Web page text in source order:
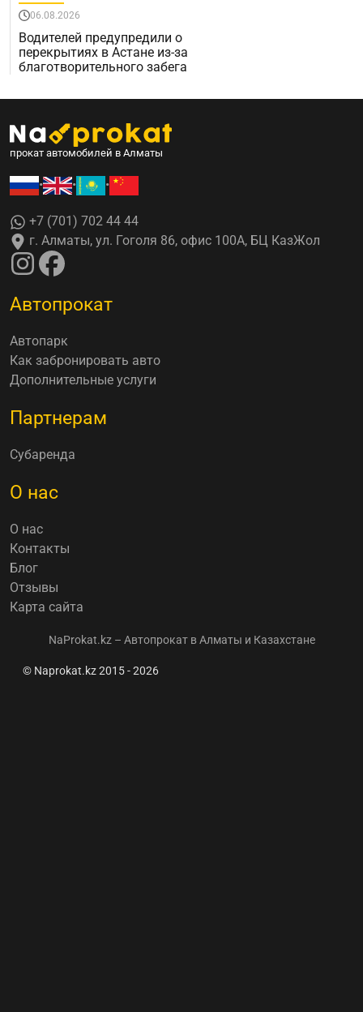
06.08.2026
Водителей предупредили о
перекрытиях в Астане из-за
благотворительного забега
прокат автомобилей в Алматы
• • •
+7 (701) 702 44 44
г. Алматы, ул. Гоголя 86, офис 100А, БЦ КазЖол
Автопрокат
Автопарк
Как забронировать авто
Дополнительные услуги
Партнерам
Субаренда
О нас
О нас
Контакты
Блог
Отзывы
Карта сайта
NaProkat.kz – Автопрокат в Алматы и Казахстане
© Naprokat.kz 2015 - 2026